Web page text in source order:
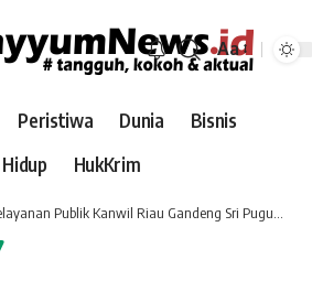
Font
Aa
Peristiwa Dunia
Bisnis
HukKrim
Publik Kanwil Riau Gandeng Sri Puguh Utami Berikan Penguatan